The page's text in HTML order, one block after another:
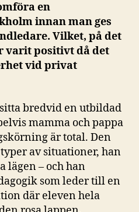
en
innan man ges
Vilket, på det
varit positivt då det
vid privat
bredvid en utbildad
mamma och pappa
är total. Den
av situationer, han
lägen – och han
som leder till en
där eleven hela